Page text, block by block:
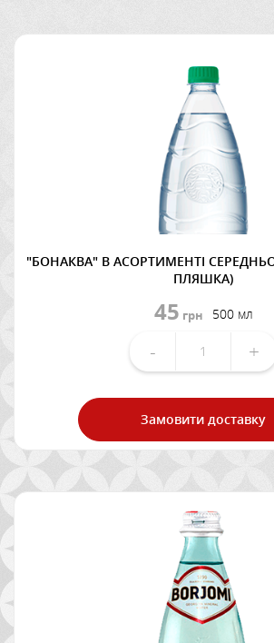
"БОНАКВА" В АСОРТИМЕНТІ
ПЛЯШКА)
45 грн 500 мл
- +
Замовити доставку